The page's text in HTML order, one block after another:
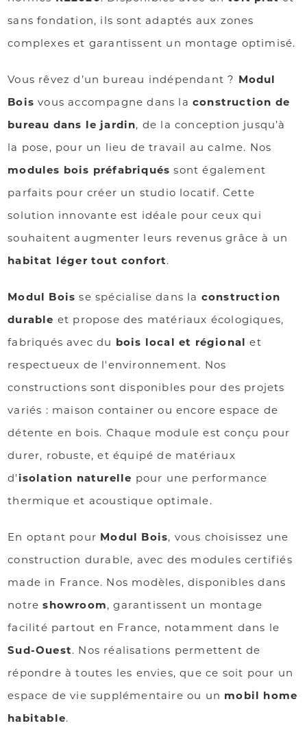
sans fondation, ils sont adaptés aux zones
complexes et garantissent un montage optimisé.
Vous rêvez d’un bureau indépendant ? Modul
Bois vous accompagne dans laconstruction de
bureau dans le jardin, de la conception jusqu’à
la pose, pour un lieu de travail au calme. Nos
modules bois préfabriqués sont également
parfaits pour créer un studio locatif. Cette
solution innovante est idéale pour ceux qui
souhaitent augmenter leurs revenus grâce à un
habitat léger tout confort.
Modul Bois se spécialise dans la construction
durable et propose des matériaux écologiques,
fabriqués avec du bois local et régional et
respectueux de l'environnement. Nos
constructions sont disponibles pour des projets
variés : maison container ou encore espace de
détente en bois. Chaque module est conçu pour
durer, robuste, et équipé de matériaux
d' isolation naturelle pour une performance
thermique et acoustique optimale.
En optant pour Modul Bois, vous choisissez une
construction durable, avec des modules certifiés
made in France. Nos modèles, disponibles dans
notreshowroom, garantissent un montage
facilité partout en France, notamment dans le
Sud-Ouest. Nos réalisations permettent de
répondre à toutes les envies, que ce soit pour un
espace de vie supplémentaire ou un mobil home
habitable.